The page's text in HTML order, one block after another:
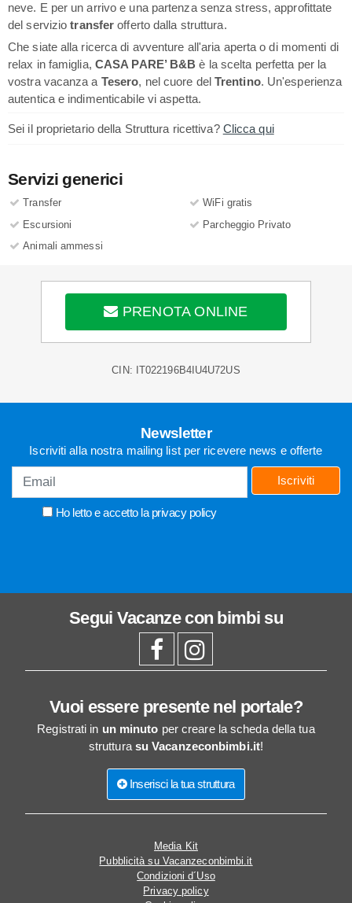
neve. E per un arrivo e una partenza senza stress, approfittate
del serviziotransfer offerto dalla struttura.
Che siate alla ricerca di avventure all'aria aperta o di momenti di
relax in famiglia, CASA PARE’ B&B è la scelta perfetta per la
vostra vacanza a Tesero, nel cuore del Trentino. Un'esperienza
autentica e indimenticabile vi aspetta.
Sei il proprietario della Struttura ricettiva? Clicca qui
Servizi generici
Transfer
WiFi gratis
Escursioni
Parcheggio Privato
Animali ammessi
PRENOTA ONLINE
CIN: IT022196B4IU4U72US
Newsletter
Iscriviti alla nostra mailing list per ricevere news e offerte
Ho letto e accetto la privacy policy
Iscriviti
Segui Vacanze con bimbi su
Vuoi essere presente nel portale?
Registrati in un minuto per creare la scheda della tua
struttura su Vacanzeconbimbi.it!
Inserisci la tua struttura
Media Kit
Pubblicità su Vacanzeconbimbi.it
Condizioni d´Uso
Privacy policy